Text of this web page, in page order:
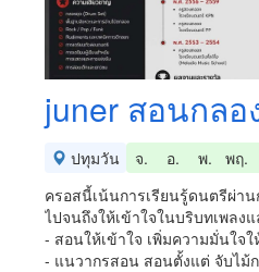
juner สอนกลอ
ปทุมวัน จ. อ. พ. พฤ.
ครอสนี้เน้นการเรียนรู้ดนตรีผ่า
ไปจนถึงให้เข้าใจในบริบทเพล
- สอนให้เข้าใจ เพิ่มความมั่นใจ
- แนวากรสอน สอนตั้งแต่ จับไม้